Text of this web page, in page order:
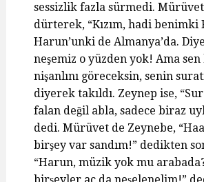
sessizlik fazla sürmedi.
dürterek, “Kızım, hadi benimki
Harun’unki de Almanya’da.
neşemiz o yüzden yok! Ama
nişanlını göreceksin, senin
diyerek takıldı. Zeynep ise,
falan değil abla, sadece biraz
dedi. Mürüvet de Zeynebe,
birşey var sandım!” dedikten
“Harun, müzik yok mu